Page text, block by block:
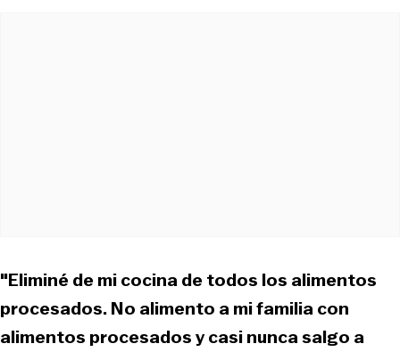
"Eliminé de mi cocina de todos los alimentos
procesados. No alimento a mi familia con
alimentos procesados y casi nunca salgo a